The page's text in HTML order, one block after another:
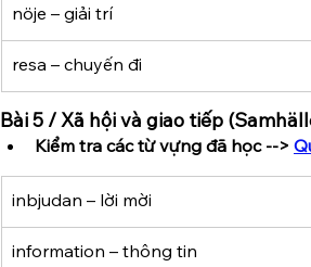
nöje – giải trí
resa – chuyến đi
Bài 5 / Xã hội và giao tiếp
Kiểm tra các từ vựng đã học -->
inbjudan – lời mời
information – thông tin